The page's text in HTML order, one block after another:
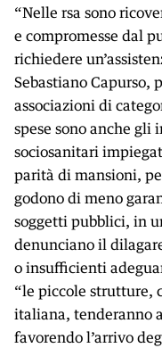
“Nelle rsa sono
e compromesse dal
richiedere
Sebastiano Capurso,
associazioni di
spese sono anche
sociosanitari
parità di mansioni,
godono di meno
soggetti pubblici, in
denunciano il
o insufficienti
“le piccole strutture,
italiana, tenderanno
favorendo l’arrivo